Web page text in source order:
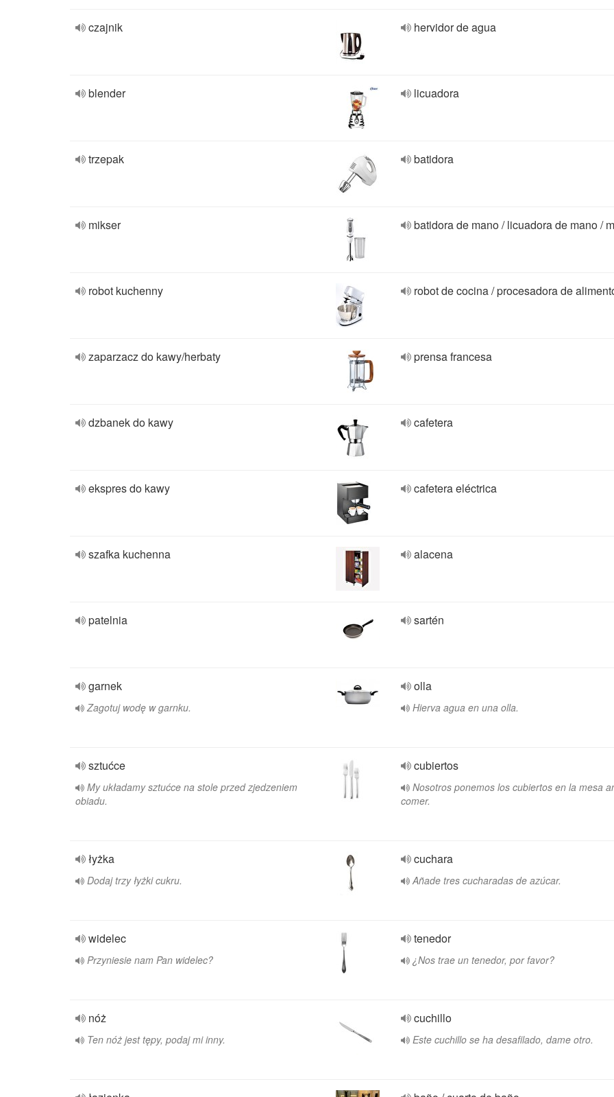
czajnik hervidor de agua
blender licuadora
trzepak batidora
mikser batidora de mano / licuadora de mano /
robot kuchenny robot de cocina / procesadora de
zaparzacz do kawy/herbaty prensa francesa
dzbanek do kawy cafetera
ekspres do kawy cafetera eléctrica
szafka kuchenna alacena
patelnia sartén
garnek
Zagotuj wodę w garnku.
olla
Hierva agua en una olla.
sztućce
My układamy sztućce na stole przed zjedzeniem
obiadu.
cubiertos
Nosotros ponemos los cubiertos en la mesa
comer.
łyżka
Dodaj trzy łyżki cukru.
cuchara
Añade tres cucharadas de azúcar.
widelec
Przyniesie nam Pan widelec?
tenedor
¿Nos trae un tenedor, por favor?
nóż
Ten nóż jest tępy, podaj mi inny.
cuchillo
Este cuchillo se ha desafilado, dame otro.